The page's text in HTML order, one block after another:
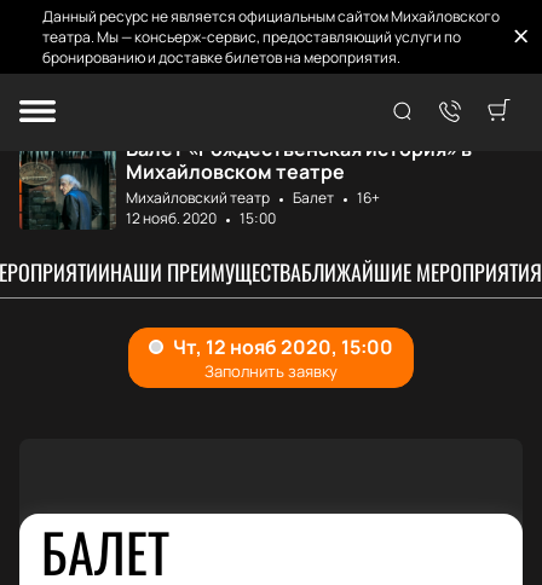
Данный ресурс не является официальным сайтом Михайловского
театра. Мы — консьерж-сервис, предоставляющий услуги по
бронированию и доставке билетов на мероприятия.
Главная
Балет «Рождественская история» в
Михайловском театре
Михайловский театр Балет
16+
12 нояб. 2020
15:00
НАШИ ПРЕИМУЩЕСТВАБЛИЖАЙШИЕ МЕРОПРИЯТИЯ
БАЛЕТ